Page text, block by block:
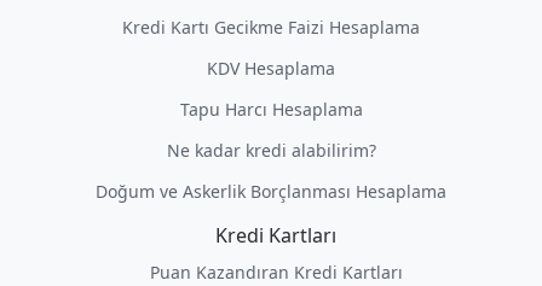
Kredi Kartı Gecikme Faizi Hesaplama
KDV Hesaplama
Tapu Harcı Hesaplama
Ne kadar kredi alabilirim?
Doğum ve Askerlik Borçlanması Hesaplama
Kredi Kartları
Puan Kazandıran Kredi Kartları